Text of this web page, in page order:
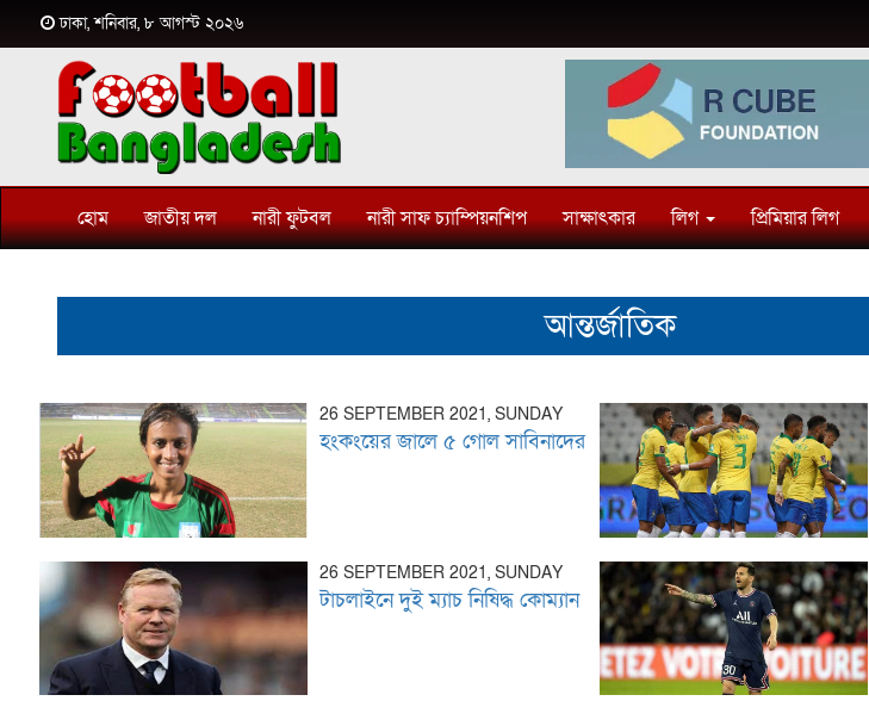
ঢাকা, শনিবার, ৮ আগস্ট ২০২৬
হোম জাতীয় দল নারী ফুটবল নারী সাফ চ্যাম্পিয়নশিপ সাক্ষাৎকার লিগ প্রিমিয়ার লিগ
আন্তর্জাতিক
26 SEPTEMBER 2021, SUNDAY
হংকংয়ের জালে ৫ গোল সাবিনাদের
26 SEPTEMBER 2021, SUNDAY
টাচলাইনে দুই ম্যাচ নিষিদ্ধ কোম্যান